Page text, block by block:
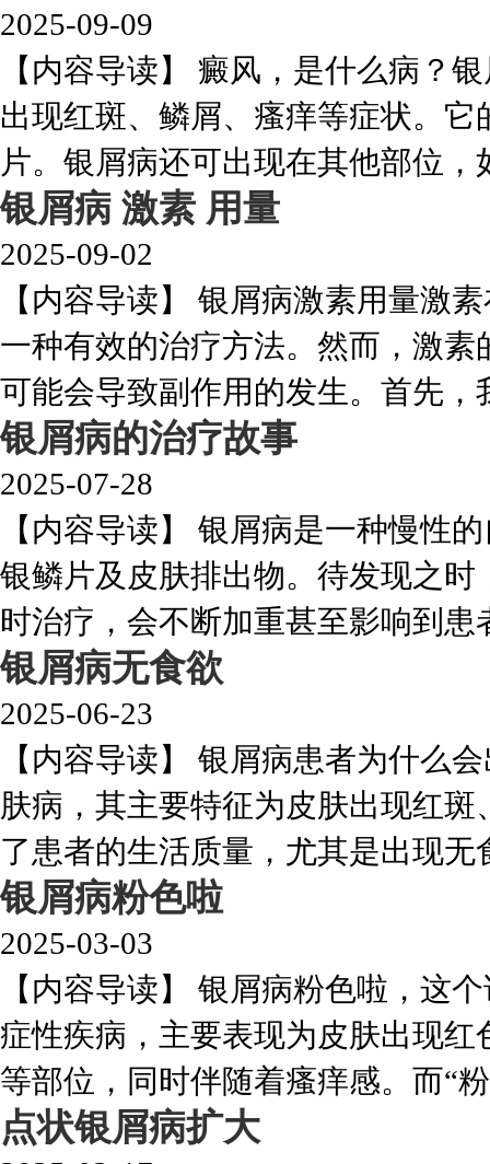
2025-09-09
【内容导读】 癜风，是什么病？
出现红斑、鳞屑、瘙痒等症状。
片。银屑病还可出现在其他部位
银屑病 激素 用量
2025-09-02
【内容导读】 银屑病激素用量激
一种有效的治疗方法。然而，激
可能会导致副作用的发生。首先
银屑病的治疗故事
2025-07-28
【内容导读】 银屑病是一种慢性
银鳞片及皮肤排出物。待发现之
时治疗，会不断加重甚至影响到
银屑病无食欲
2025-06-23
【内容导读】 银屑病患者为什么
肤病，其主要特征为皮肤出现红
了患者的生活质量，尤其是出现
银屑病粉色啦
2025-03-03
【内容导读】 银屑病粉色啦，这
症性疾病，主要表现为皮肤出现
等部位，同时伴随着瘙痒感。而“
点状银屑病扩大